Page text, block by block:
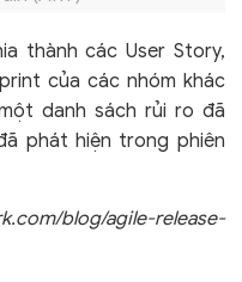
thành các User Story,
của các nhóm khác
danh sách rủi ro đã
phát hiện trong phiên
blog/agile-release-